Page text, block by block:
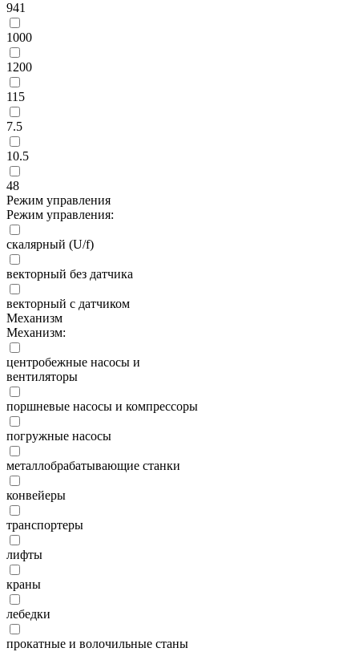
941
1000
1200
115
7.5
10.5
48
Режим управления
Режим управления:
скалярный (U/f)
векторный без датчика
векторный с датчиком
Механизм
Механизм:
центробежные насосы и
вентиляторы
поршневые насосы и компрессоры
погружные насосы
металлобрабатывающие станки
конвейеры
транспортеры
лифты
краны
лебедки
прокатные и волочильные станы